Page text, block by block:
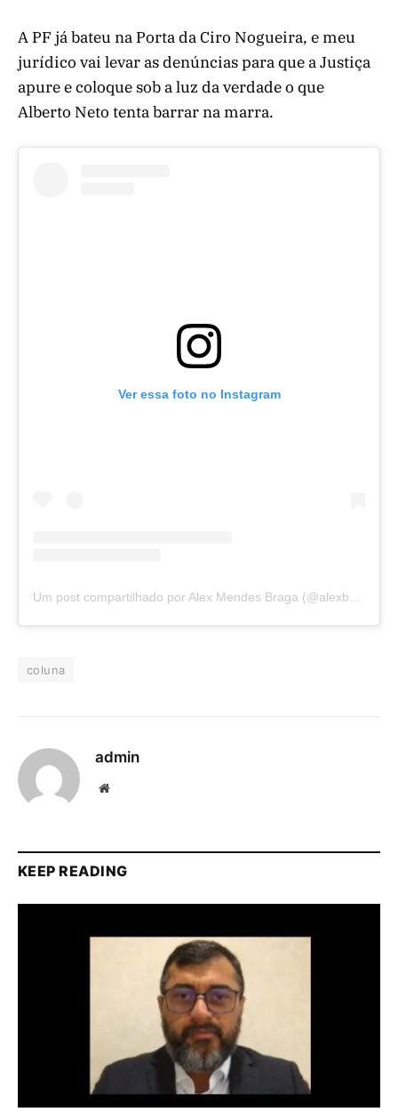
A PF já bateu na Porta da Ciro Nogueira, e meu
jurídico vai levar as denúncias para que a Justiça
apure e coloque sob a luz da verdade o que
Alberto Neto tenta barrar na marra.
Ver essa foto no Instagram
coluna
admin
Website
KEEP READING